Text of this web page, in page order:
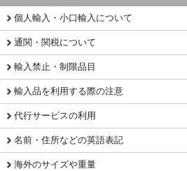
個人輸入・小口輸入について
通関・関税について
輸入禁止・制限品目
輸入品を利用する際の注意
代行サービスの利用
名前・住所などの英語表記
海外のサイズや重量